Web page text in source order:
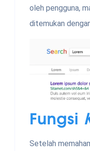
oleh pengguna,
ditemukan
Fungsi
Setelah